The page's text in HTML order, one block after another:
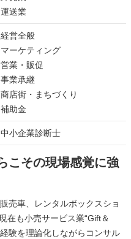
運送業
経営全般
マーケティング
営業・販促
事業承継
商店街・まちづくり
補助金
中小企業診断士
こその現場感覚に強
売車、レンタルボックスショ
在も小売サービス業“Gift＆
験を理論化しながらコンサル